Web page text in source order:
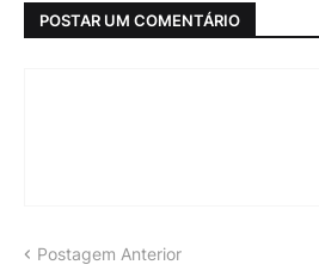
POSTAR UM COMENTÁRIO
Postagem Anterior